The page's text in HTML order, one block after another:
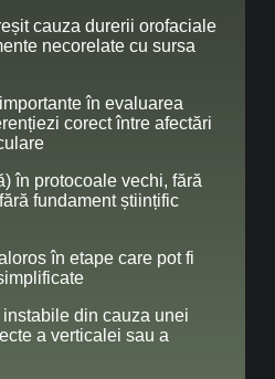
cauza durerii orofaciale
necorelate cu sursa
în evaluarea
corect între afectări
în protocoale vechi, fără
fundament științific
în etape care pot fi
din cauza unei
a verticalei sau a